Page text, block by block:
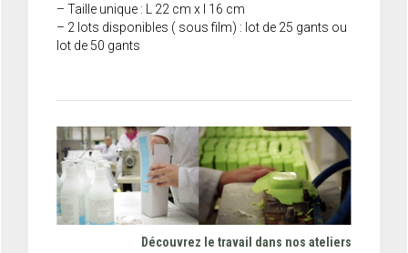
– Taille unique : L 22 cm x l 16 cm
– 2 lots disponibles ( sous film) : lot de 25 gants ou
lot de 50 gants
Découvrez le travail dans nos ateliers